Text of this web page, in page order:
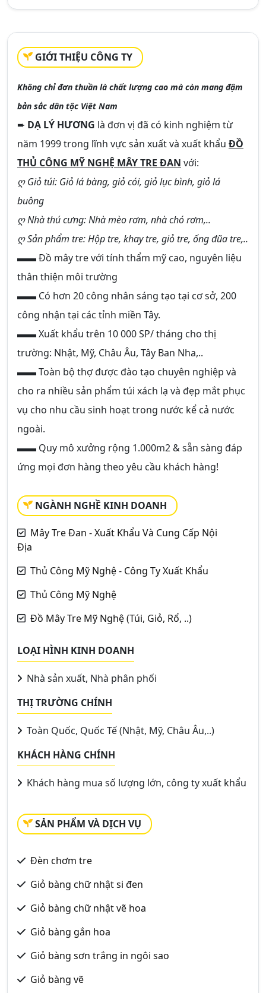
GIỚI THIỆU CÔNG TY
Không chỉ đơn thuần là chất lượng cao mà còn mang đậm
bản sắc dân tộc Việt Nam
➨ DẠ LÝ HƯƠNG là đơn vị đã có kinh nghiệm từ
năm 1999 trong lĩnh vực sản xuất và xuất khẩu ĐỒ
THỦ CÔNG MỸ NGHỆ MÂY TRE ĐAN với:
ღ Giỏ túi: Giỏ lá bàng, giỏ cói, giỏ lục bình, giỏ lá
buông
ღ Nhà thú cưng: Nhà mèo rơm, nhà chó rơm,..
ღ Sản phẩm tre: Hộp tre, khay tre, giỏ tre, ống đũa tre,..
▬▬ Đồ mây tre với tính thẩm mỹ cao, nguyên liệu
thân thiện môi trường
▬▬ Có hơn 20 công nhân sáng tạo tại cơ sở, 200
công nhận tại các tỉnh miền Tây.
▬▬ Xuất khẩu trên 10 000 SP/ tháng cho thị
trường: Nhật, Mỹ, Châu Âu, Tây Ban Nha,..
▬▬ Toàn bộ thợ được đào tạo chuyên nghiệp và
cho ra nhiều sản phẩm túi xách lạ và đẹp mắt phục
vụ cho nhu cầu sinh hoạt trong nước kể cả nước
ngoài.
▬▬ Quy mô xưởng rộng 1.000m2 & sẵn sàng đáp
ứng mọi đơn hàng theo yêu cầu khách hàng!
NGÀNH NGHỀ KINH DOANH
Mây Tre Đan - Xuất Khẩu Và Cung Cấp Nội
Địa
Thủ Công Mỹ Nghệ - Công Ty Xuất Khẩu
Thủ Công Mỹ Nghệ
Đồ Mây Tre Mỹ Nghệ (Túi, Giỏ, Rổ, ..)
LOẠI HÌNH KINH DOANH
Nhà sản xuất, Nhà phân phối
THỊ TRƯỜNG CHÍNH
Toàn Quốc, Quốc Tế (Nhật, Mỹ, Châu Âu,..)
KHÁCH HÀNG CHÍNH
Khách hàng mua số lượng lớn, công ty xuất khẩu
SẢN PHẨM VÀ DỊCH VỤ
Đèn chơm tre
Giỏ bàng chữ nhật si đen
Giỏ bàng chữ nhật vẽ hoa
Giỏ bàng gắn hoa
Giỏ bàng sơn trắng in ngôi sao
Giỏ bàng vẽ